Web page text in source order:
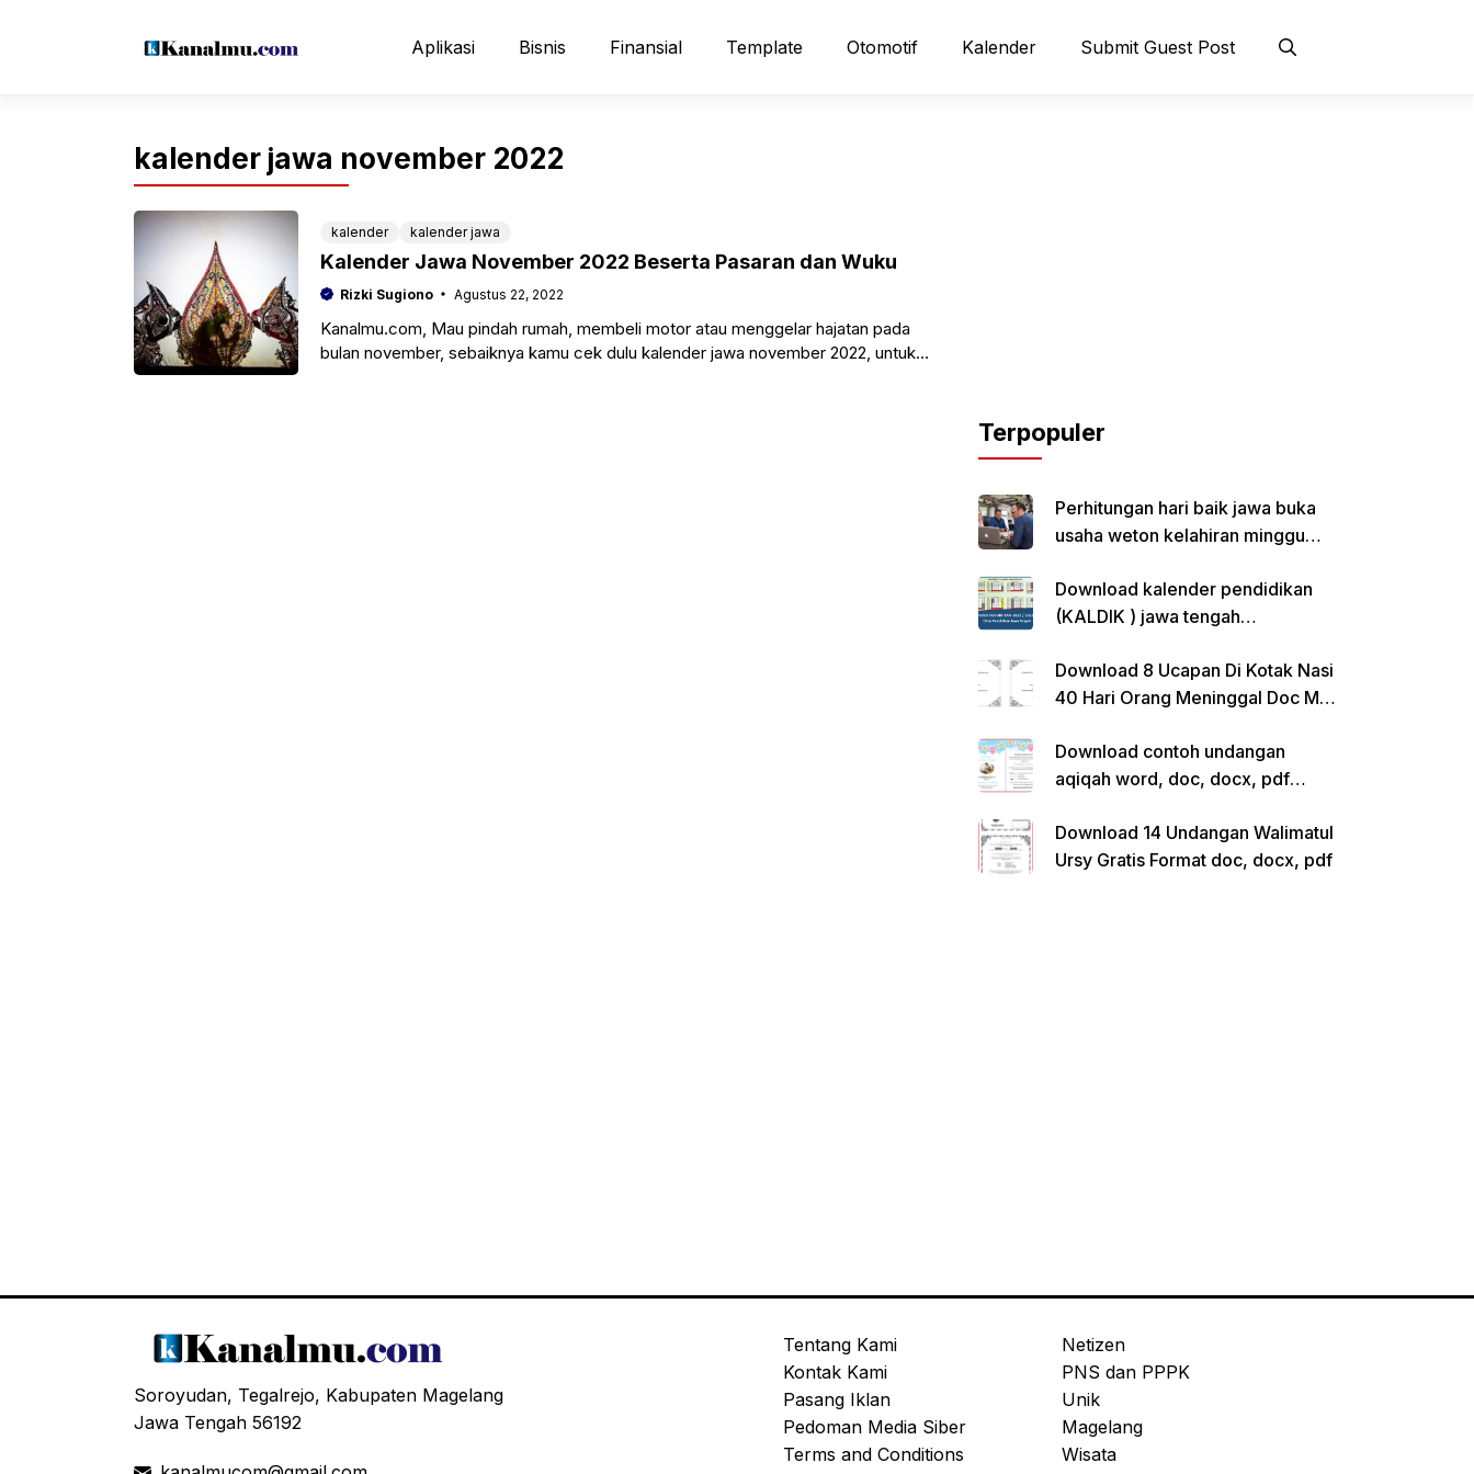
Aplikasi Bisnis Finansial Template Otomotif Kalender Submit Guest Post
kalender jawa november 2022
kalender kalender jawa
Kalender Jawa November 2022 Beserta Pasaran dan Wuku
Rizki Sugiono Agustus 22, 2022
Kanalmu.com, Mau pindah rumah, membeli motor atau menggelar hajatan pada
bulan november, sebaiknya kamu cek dulu kalender jawa november 2022, untuk
Terpopuler
Perhitungan hari baik jawa buka
usaha weton kelahiran minggu
Download kalender pendidikan
(KALDIK ) jawa tengah
Download 8 Ucapan Di Kotak Nasi
40 Hari Orang Meninggal Doc Ms.
Download contoh undangan
aqiqah word, doc, docx, pdf
Download 14 Undangan Walimatul
Ursy Gratis Format doc, docx, pdf
Soroyudan, Tegalrejo, Kabupaten Magelang
Jawa Tengah 56192
Tentang Kami
Kontak Kami
Pasang Iklan
Pedoman Media Siber
Terms and Conditions
Netizen
PNS dan PPPK
Unik
Magelang
Wisata